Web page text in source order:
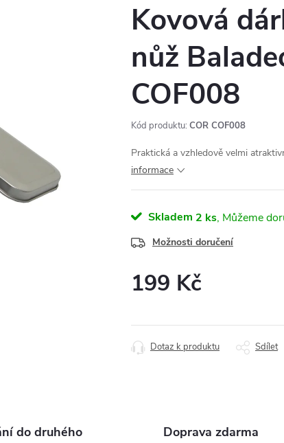
Kovová
nůž
COF008
Kód produktu: COR COF008
Praktická a vzhledově velmi
informace
Skladem 2 ks
Možnosti doručení
199 Kč
Dotaz k produktu Sdílet
do druhého
Doprava zdarma